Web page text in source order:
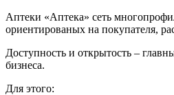
Аптеки «Аптека» сеть
ориентированых на покупателя,
Доступность и открытость –
бизнеса.
Для этого: